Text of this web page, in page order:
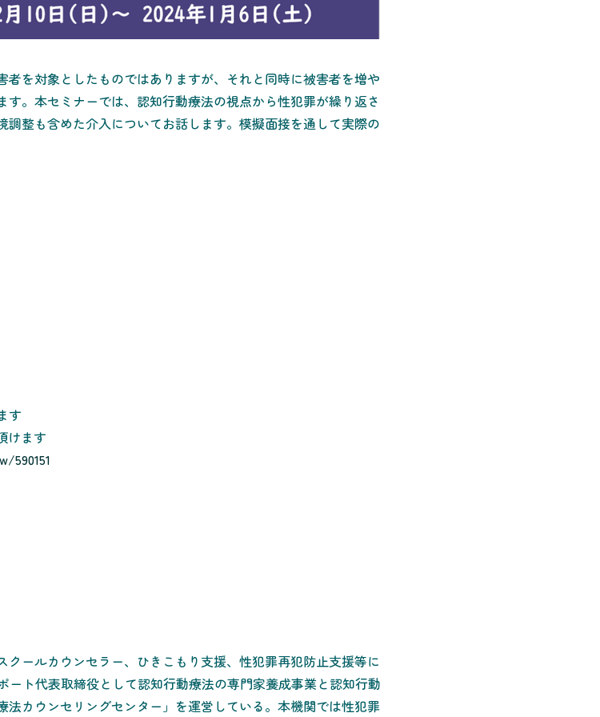
を対象としたものではありますが、それと同時に被害者を増や
。本セミナーでは、認知行動療法の視点から性犯罪が繰り返さ
整も含めた介入についてお話します。模擬面接を通して実際の
す
けます
590151
ールカウンセラー、ひきこもり支援、性犯罪再犯防止支援等に
ト代表取締役として認知行動療法の専門家養成事業と認知行動
カウンセリングセンター」を運営している。本機関では性犯罪